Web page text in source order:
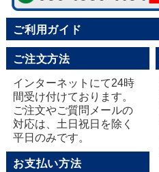
ご利用ガイド
ご注文方法
インターネットにて24時
間受け付けております。
ご注文やご質問メールの
対応は、土日祝日を除く
平日のみです。
お支払い方法